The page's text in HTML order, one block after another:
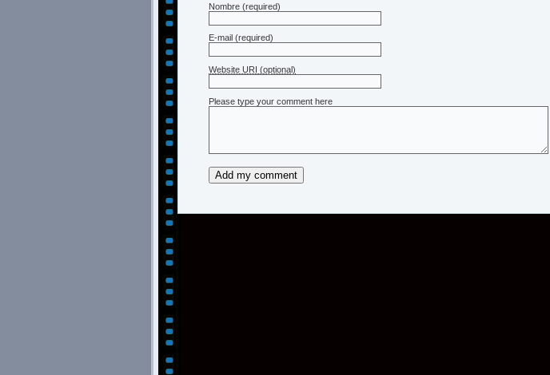
Nombre (required)
E-mail (required)
Website URI (optional)
Please type your comment here